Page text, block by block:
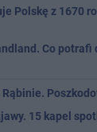
Polskę z 1670
Co
15 kapel